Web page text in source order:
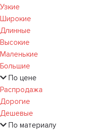
Узкие
Широкие
Длинные
Высокие
Маленькие
Большие
По цене
Распродажа
Дорогие
Дешевые
По материалу